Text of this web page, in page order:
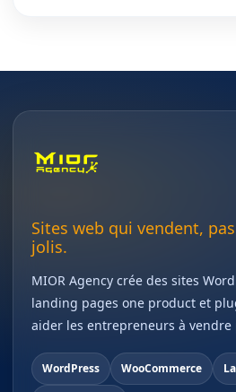
Sites web qui vendent,
jolis.
MIOR Agency crée des sites
landing pages one product et
aider les entrepreneurs à vendre
WordPress WooCommerce